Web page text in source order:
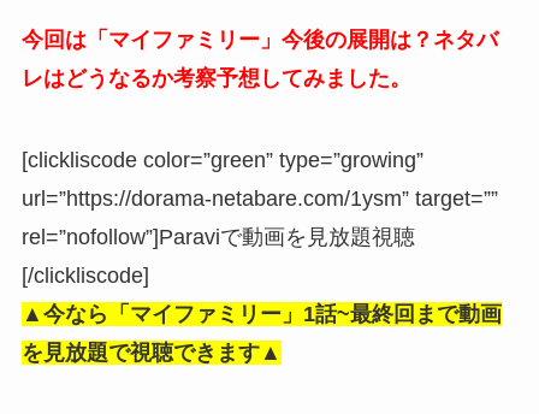
今回は「マイファミリー」今後の展開は？ネタバ
レはどうなるか考察予想してみました。
[clickliscode color=”green” type=”growing”
url=”https://dorama-netabare.com/1ysm” target=””
rel=”nofollow”]Paraviで動画を見放題視聴
[/clickliscode]
▲今なら「マイファミリー」 1話~最終回まで動画
を見放題で視聴できます▲